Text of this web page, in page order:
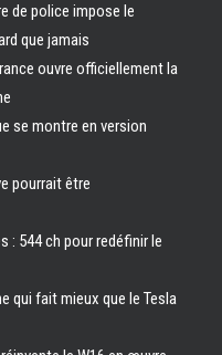
de police impose le
que jamais
ouvre officiellement la
se montre en version
pourrait être
: 544 ch pour redéfinir le
qui fait mieux que le Tesla